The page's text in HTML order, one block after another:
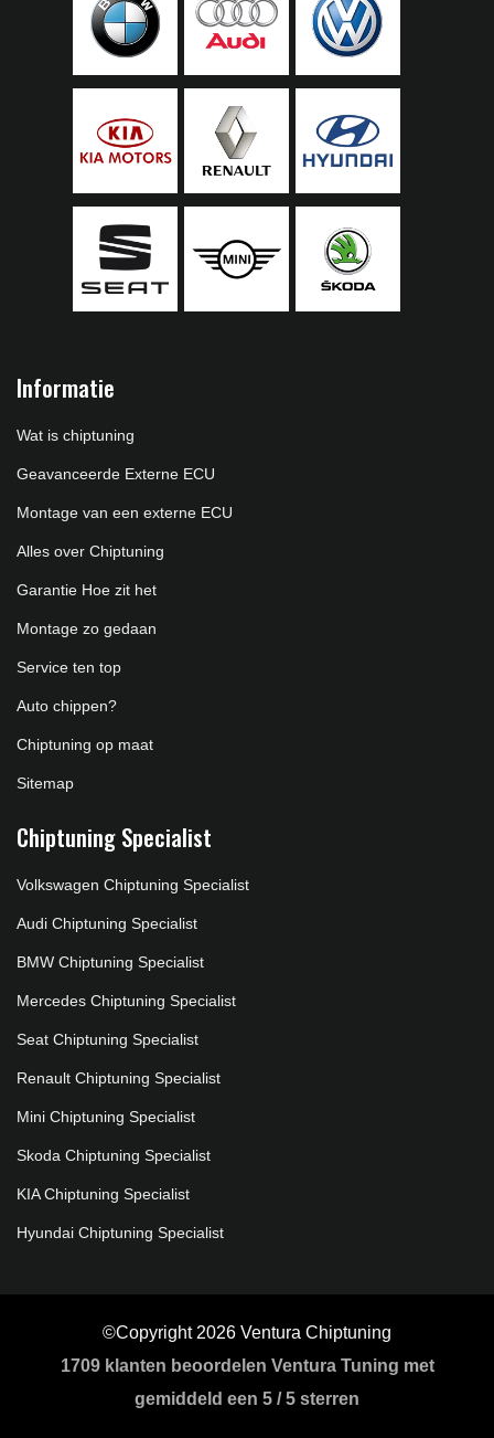
Informatie
Wat is chiptuning
Geavanceerde Externe ECU
Montage van een externe ECU
Alles over Chiptuning
Garantie Hoe zit het
Montage zo gedaan
Service ten top
Auto chippen?
Chiptuning op maat
Sitemap
Chiptuning Specialist
Volkswagen Chiptuning Specialist
Audi Chiptuning Specialist
BMW Chiptuning Specialist
Mercedes Chiptuning Specialist
Seat Chiptuning Specialist
Renault Chiptuning Specialist
Mini Chiptuning Specialist
Skoda Chiptuning Specialist
KIA Chiptuning Specialist
Hyundai Chiptuning Specialist
©Copyright 2026 Ventura Chiptuning
1709klanten beoordelen Ventura Tuning met
gemiddeld een 5 /5 sterren